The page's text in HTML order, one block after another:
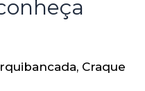
, Craque